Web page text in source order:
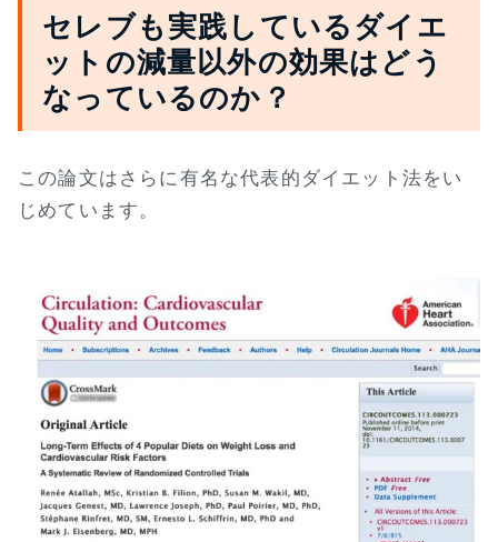
セレブも実践しているダイエ
ットの減量以外の効果はどう
なっているのか？
この論文はさらに有名な代表的ダイエット法をい
じめています。